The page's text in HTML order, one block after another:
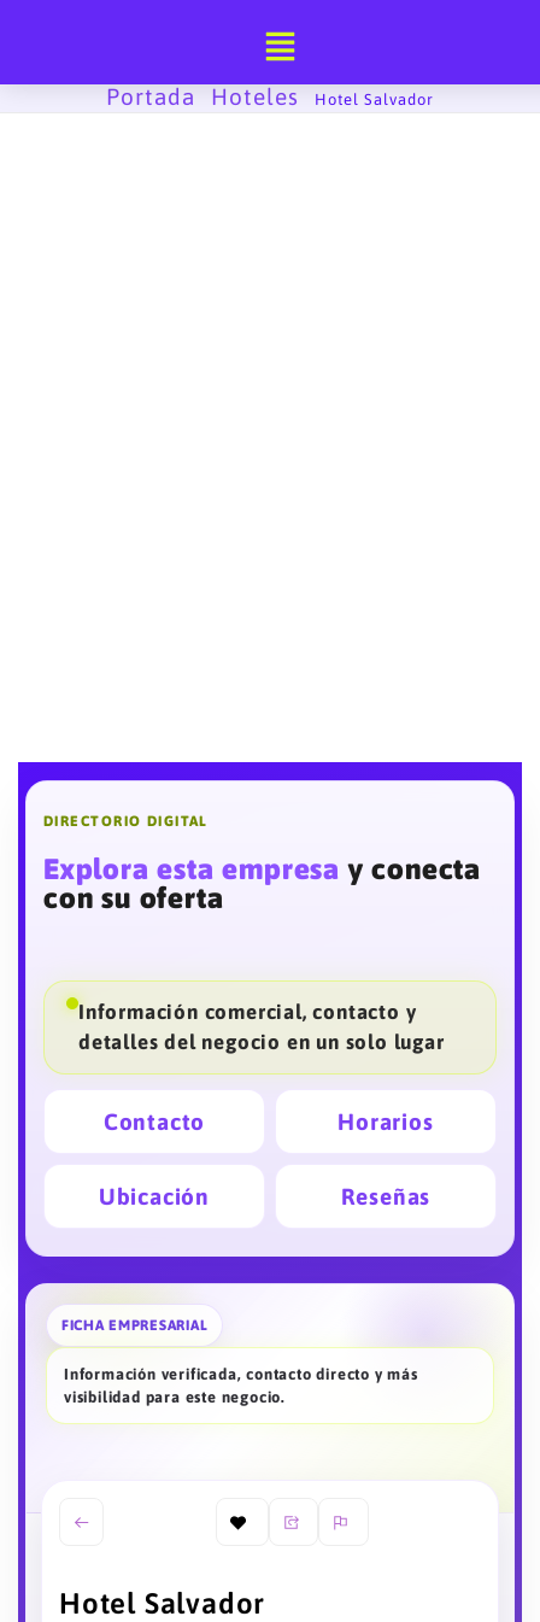
contenidoPortada Hoteles Hotel Salvador
DIRECTORIO DIGITAL
Explora esta empresa y conecta
con su oferta
Información comercial, contacto y
detalles del negocio en un solo lugar
Contacto Horarios
Ubicación Reseñas
FICHA EMPRESARIAL
Información verificada, contacto directo y más
visibilidad para este negocio.
Hotel Salvador